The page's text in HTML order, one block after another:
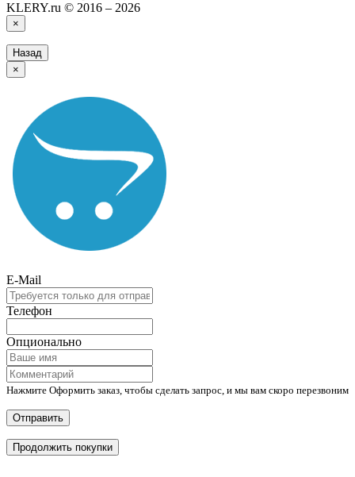
KLERY.ru © 2016 – 2026
×
Назад
×
E-Mail
Телефон
Опционально
Нажмите Оформить заказ, чтобы сделать запрос, и мы вам скоро перезвоним
Отправить
Продолжить покупки